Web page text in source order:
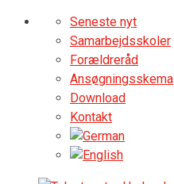
Seneste nyt
Samarbejdsskoler
Forældreråd
Ansøgningsskema
Download
Kontakt